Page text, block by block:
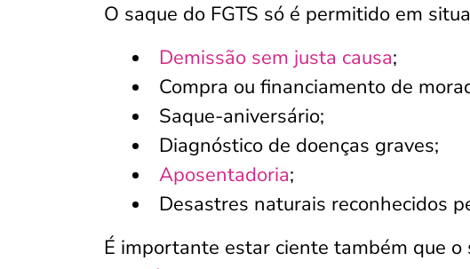
O saque do FGTS só é permitido em
Demissão sem justa causa;
Compra ou financiamento de
Saque-aniversário;
Diagnóstico de doenças graves;
Aposentadoria;
Desastres naturais reconhecidos
É importante estar ciente também que